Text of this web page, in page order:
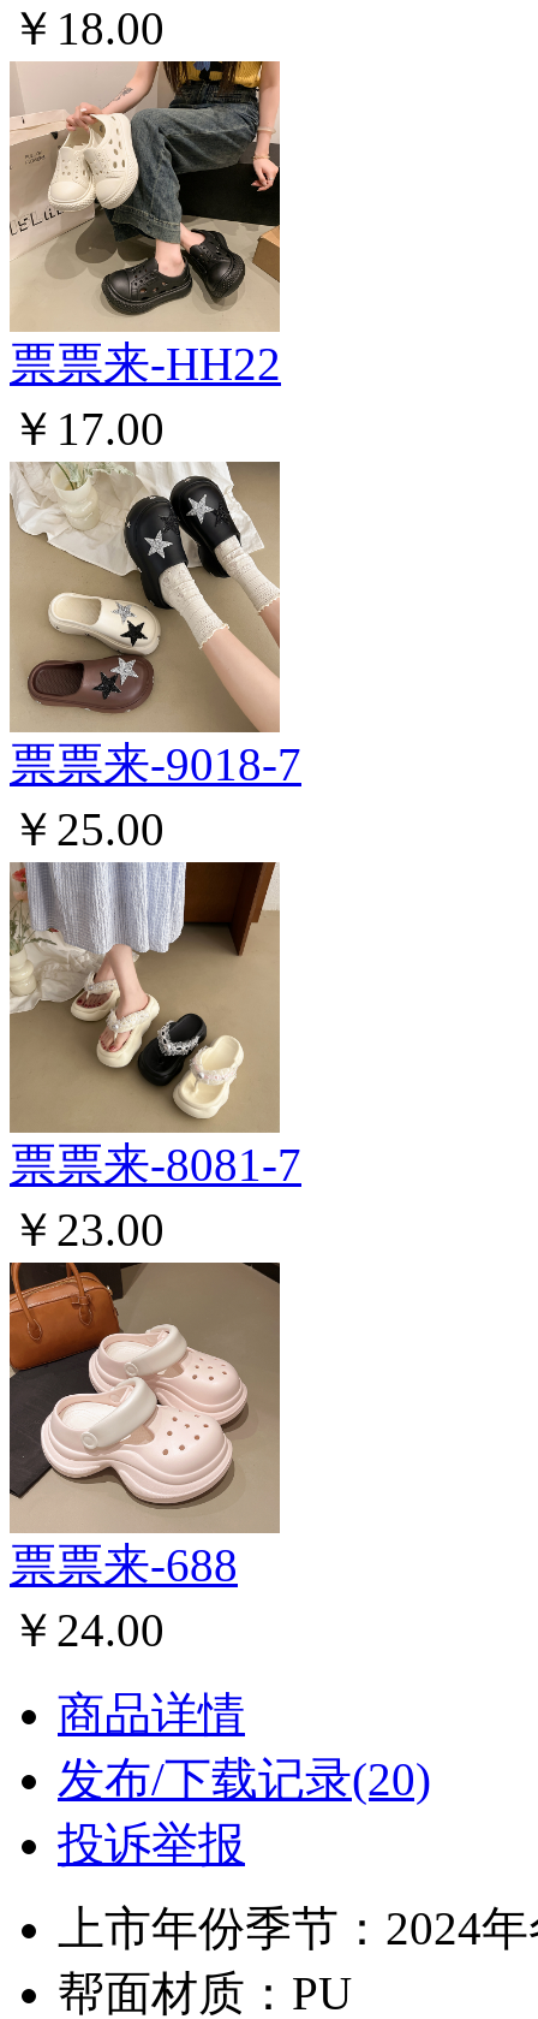
￥18.00
票票来-HH22
￥17.00
票票来-9018-7
￥25.00
票票来-8081-7
￥23.00
票票来-688
￥24.00
商品详情
发布/下载记录(20)
投诉举报
上市年份季节：2024
帮面材质：PU